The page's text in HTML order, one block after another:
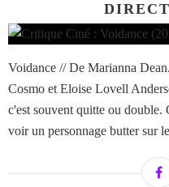
Voidance // De Marianna
Cosmo et Eloise Lovell
c'est souvent quitte ou double.
voir un personnage butter sur